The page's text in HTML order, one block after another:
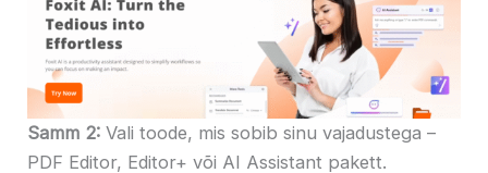
Samm 2: Vali toode, mis sobib sinu vajadustega –
PDF Editor, Editor+ või AI Assistant pakett.